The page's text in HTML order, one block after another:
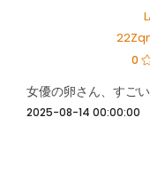
0
2025-08-14 00:00:00
女優の卵さん、すご